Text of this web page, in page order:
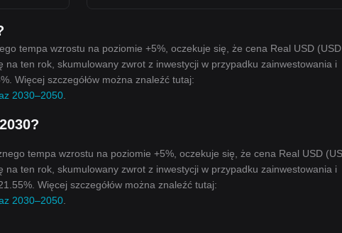
tempa wzrostu na poziomie +5%, oczekuje się, że cena Real USD
ten rok, skumulowany zwrot z inwestycji w przypadku zainwestowania i
Więcej szczegółów można znaleźć tutaj:
2030–2050
tempa wzrostu na poziomie +5%, oczekuje się, że cena Real USD
ten rok, skumulowany zwrot z inwestycji w przypadku zainwestowania i
Więcej szczegółów można znaleźć tutaj:
2030–2050